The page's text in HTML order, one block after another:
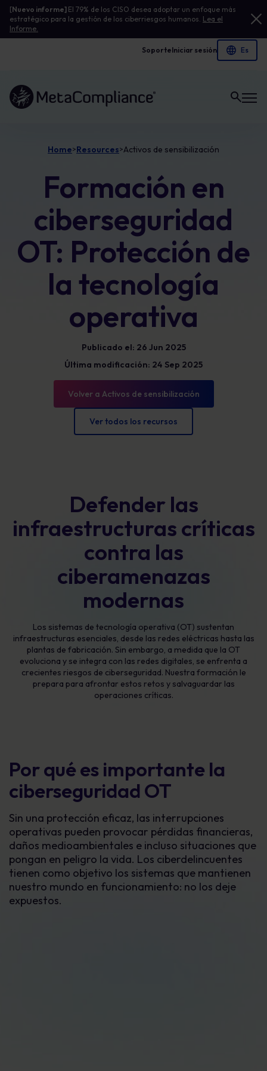
[Nuevo informe] El 79% de los CISO desea adoptar un enfoque más
estratégico para la gestión de los ciberriesgos humanos. Lea el
Informe.
SoporteIniciar sesión
Enlace a la página de inicio
Home>Resources>Activos de sensibilización
Formación en
ciberseguridad
OT: Protección de
la tecnología
operativa
Publicado el: 26 Jun 2025
Última modificación: 24 Sep 2025
Volver a Activos de sensibilización
Ver todos los recursos
Defender las
infraestructuras críticas
contra las
ciberamenazas
modernas
Los sistemas de tecnología operativa (OT) sustentan
infraestructuras esenciales, desde las redes eléctricas hasta las
plantas de fabricación. Sin embargo, a medida que la OT
evoluciona y se integra con las redes digitales, se enfrenta a
crecientes riesgos de ciberseguridad. Nuestra formación le
prepara para afrontar estos retos y salvaguardar las
operaciones críticas.
Por qué es importante la
ciberseguridad OT
Sin una protección eficaz, las interrupciones
operativas pueden provocar pérdidas financieras,
daños medioambientales e incluso situaciones que
pongan en peligro la vida. Los ciberdelincuentes
tienen como objetivo los sistemas que mantienen
nuestro mundo en funcionamiento: no los deje
expuestos.